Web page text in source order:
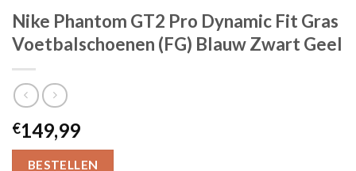
Nike Phantom GT2 Pro Dynamic Fit Gras
Voetbalschoenen (FG) Blauw Zwart Geel
€149,99
BESTELLEN